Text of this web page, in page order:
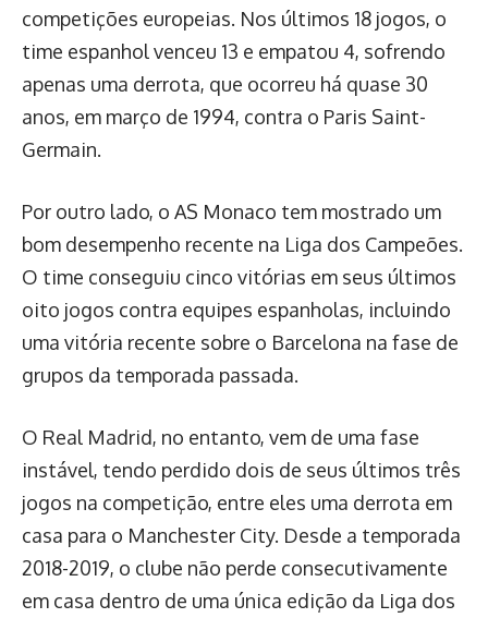
competições europeias. Nos últimos 18 jogos, o
time espanhol venceu 13 e empatou 4, sofrendo
apenas uma derrota, que ocorreu há quase 30
anos, em março de 1994, contra o Paris Saint-
Germain.
Por outro lado, o AS Monaco tem mostrado um
bom desempenho recente na Liga dos Campeões.
O time conseguiu cinco vitórias em seus últimos
oito jogos contra equipes espanholas, incluindo
uma vitória recente sobre o Barcelona na fase de
grupos da temporada passada.
O Real Madrid, no entanto, vem de uma fase
instável, tendo perdido dois de seus últimos três
jogos na competição, entre eles uma derrota em
casa para o Manchester City. Desde a temporada
2018-2019, o clube não perde consecutivamente
em casa dentro de uma única edição da Liga dos